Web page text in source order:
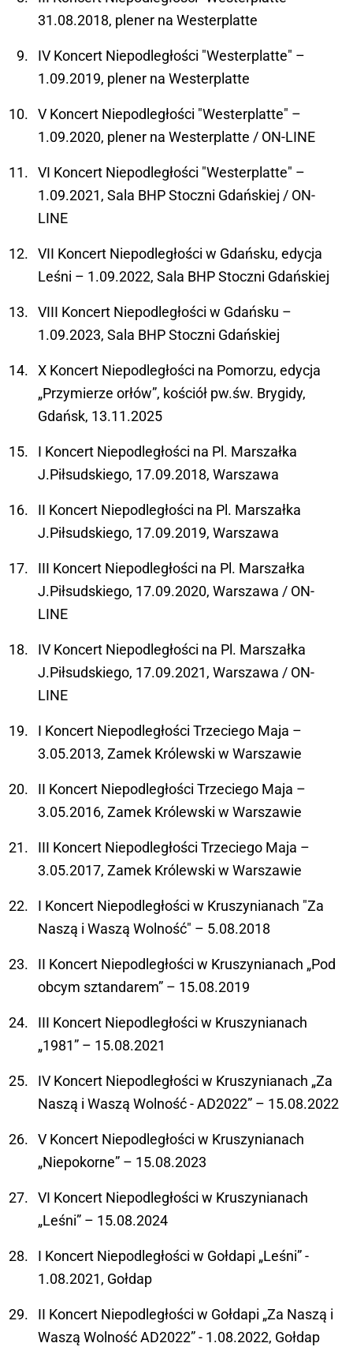
31.08.2018, plener na Westerplatte
IV Koncert Niepodległości "Westerplatte" –
1.09.2019, plener na Westerplatte
V Koncert Niepodległości "Westerplatte" –
1.09.2020, plener na Westerplatte / ON-LINE
VI Koncert Niepodległości "Westerplatte" –
1.09.2021, Sala BHP Stoczni Gdańskiej / ON-
LINE
VII Koncert Niepodległości w Gdańsku, edycja
Leśni – 1.09.2022, Sala BHP Stoczni Gdańskiej
VIII Koncert Niepodległości w Gdańsku –
1.09.2023, Sala BHP Stoczni Gdańskiej
X Koncert Niepodległości na Pomorzu, edycja
„Przymierze orłów”, kościół pw.św. Brygidy,
Gdańsk, 13.11.2025
I Koncert Niepodległości na Pl. Marszałka
J.Piłsudskiego, 17.09.2018, Warszawa
II Koncert Niepodległości na Pl. Marszałka
J.Piłsudskiego, 17.09.2019, Warszawa
III Koncert Niepodległości na Pl. Marszałka
J.Piłsudskiego, 17.09.2020, Warszawa / ON-
LINE
IV Koncert Niepodległości na Pl. Marszałka
J.Piłsudskiego, 17.09.2021, Warszawa / ON-
LINE
I Koncert Niepodległości Trzeciego Maja –
3.05.2013, Zamek Królewski w Warszawie
II Koncert Niepodległości Trzeciego Maja –
3.05.2016, Zamek Królewski w Warszawie
III Koncert Niepodległości Trzeciego Maja –
3.05.2017, Zamek Królewski w Warszawie
I Koncert Niepodległości w Kruszynianach "Za
Naszą i Waszą Wolność" – 5.08.2018
II Koncert Niepodległości w Kruszynianach „Pod
obcym sztandarem” – 15.08.2019
III Koncert Niepodległości w Kruszynianach
„1981” – 15.08.2021
IV Koncert Niepodległości w Kruszynianach „Za
Naszą i Waszą Wolność - AD2022” – 15.08.2022
V Koncert Niepodległości w Kruszynianach
„Niepokorne” – 15.08.2023
VI Koncert Niepodległości w Kruszynianach
„Leśni” – 15.08.2024
I Koncert Niepodległości w Gołdapi „Leśni” -
1.08.2021, Gołdap
II Koncert Niepodległości w Gołdapi „Za Naszą i
Waszą Wolność AD2022” - 1.08.2022, Gołdap